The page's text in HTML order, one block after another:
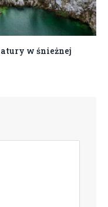
w śnieżnej